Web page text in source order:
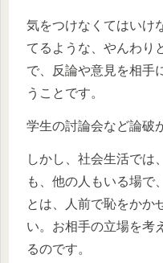
気をつけなくてはいけ
てるような、やんわり
で、反論や意見を相手
うことです。
学生の討論会など論破
しかし、社会生活では
も、他の人もいる場で
とは、人前で恥をかか
い。お相手の立場を考
るのです。